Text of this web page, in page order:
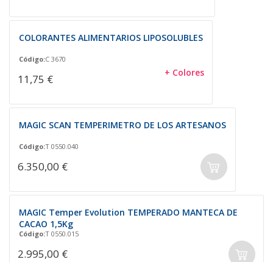
COLORANTES ALIMENTARIOS LIPOSOLUBLES
Código:C 3670
11,75 € + Colores
MAGIC SCAN TEMPERIMETRO DE LOS ARTESANOS
Código:T 0550.040
6.350,00 €
MAGIC Temper Evolution TEMPERADO MANTECA DE
CACAO 1,5Kg
Código:T 0550.015
2.995,00 €